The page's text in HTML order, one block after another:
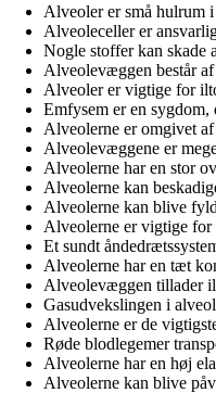
Alveoler er små hulrum
Alveoleceller er
Nogle stoffer kan skade
Alveolevæggen består
Alveoler er vigtige for
Emfysem er en
Alveolerne er omgivet
Alveolevæggene er
Alveolerne har en stor
Alveolerne kan
Alveolerne kan blive
Alveolerne er vigtige for
Et sundt
Alveolerne har en tæt
Alveolevæggen tillader
Gasudvekslingen i
Alveolerne er de
Røde blodlegemer
Alveolerne har en høj
Alveolerne kan blive